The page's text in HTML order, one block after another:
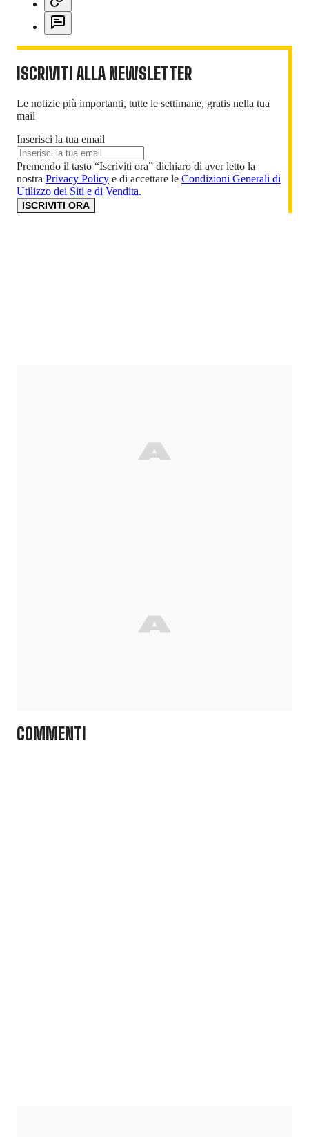
ISCRIVITI ALLA NEWSLETTER
Le notizie più importanti, tutte le settimane, gratis nella tua
mail
Inserisci la tua email
Premendo il tasto “Iscriviti ora” dichiaro di aver letto la
nostra Privacy Policy e di accettare le Condizioni Generali di
Utilizzo dei Siti e di Vendita.
ISCRIVITI ORA
COMMENTI